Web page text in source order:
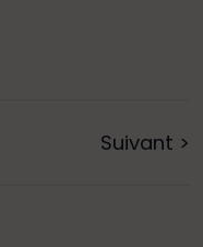
Suivant >